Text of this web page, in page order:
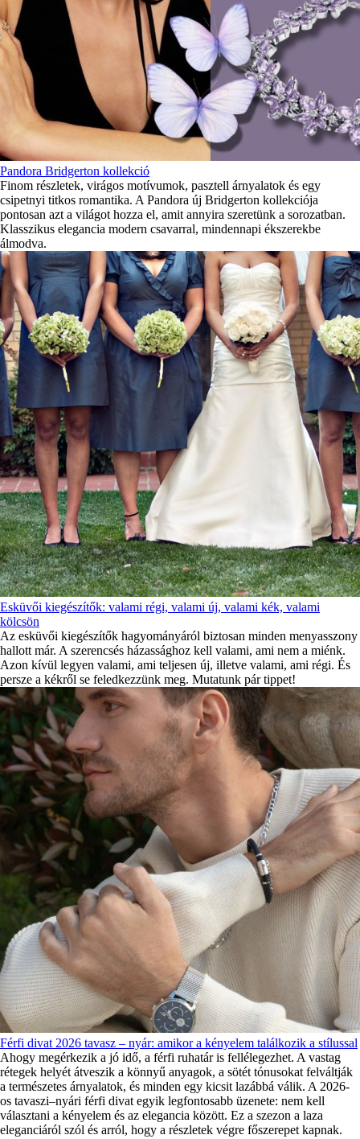
Pandora Bridgerton kollekció
Finom részletek, virágos motívumok, pasztell árnyalatok és egy
csipetnyi titkos romantika. A Pandora új Bridgerton kollekciója
pontosan azt a világot hozza el, amit annyira szeretünk a sorozatban.
Klasszikus elegancia modern csavarral, mindennapi ékszerekbe
álmodva.
Esküvői kiegészítők: valami régi, valami új, valami kék, valami
kölcsön
Az esküvői kiegészítők hagyományáról biztosan minden menyasszony
hallott már. A szerencsés házassághoz kell valami, ami nem a miénk.
Azon kívül legyen valami, ami teljesen új, illetve valami, ami régi. És
persze a kékről se feledkezzünk meg. Mutatunk pár tippet!
Férfi divat 2026 tavasz – nyár: amikor a kényelem találkozik a stílussal
Ahogy megérkezik a jó idő, a férfi ruhatár is fellélegezhet. A vastag
rétegek helyét átveszik a könnyű anyagok, a sötét tónusokat felváltják
a természetes árnyalatok, és minden egy kicsit lazábbá válik. A 2026-
os tavaszi–nyári férfi divat egyik legfontosabb üzenete: nem kell
választani a kényelem és az elegancia között. Ez a szezon a laza
eleganciáról szól és arról, hogy a részletek végre főszerepet kapnak.